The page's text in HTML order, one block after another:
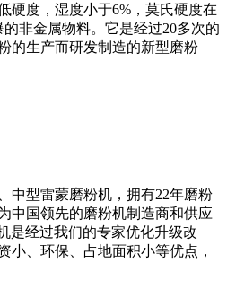
硬度，湿度小于6%，莫氏硬度在
非金属物料。它是经过20多次的
的生产而研发制造的新型磨粉
中型雷蒙磨粉机，拥有22年磨粉
中国领先的磨粉机制造商和供应
是经过我们的专家优化升级改
小、环保、占地面积小等优点，